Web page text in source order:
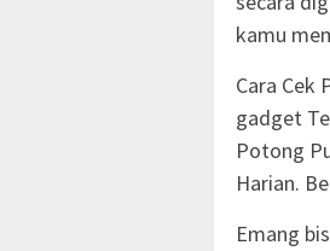
kamu
Cara Cek
gadget
Potong
Harian.
Emang